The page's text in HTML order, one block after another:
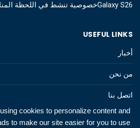
cookies to personalize content and
to make our site easier for you to use.
Galaxy S26خصوصية تنشط في اللحظة المناسبة
USEFUL LINKS
أخبار
من نحن
اتصل بنا